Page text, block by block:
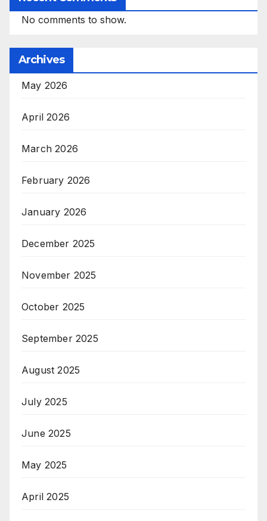
No comments to show.
Archives
May 2026
April 2026
March 2026
February 2026
January 2026
December 2025
November 2025
October 2025
September 2025
August 2025
July 2025
June 2025
May 2025
April 2025